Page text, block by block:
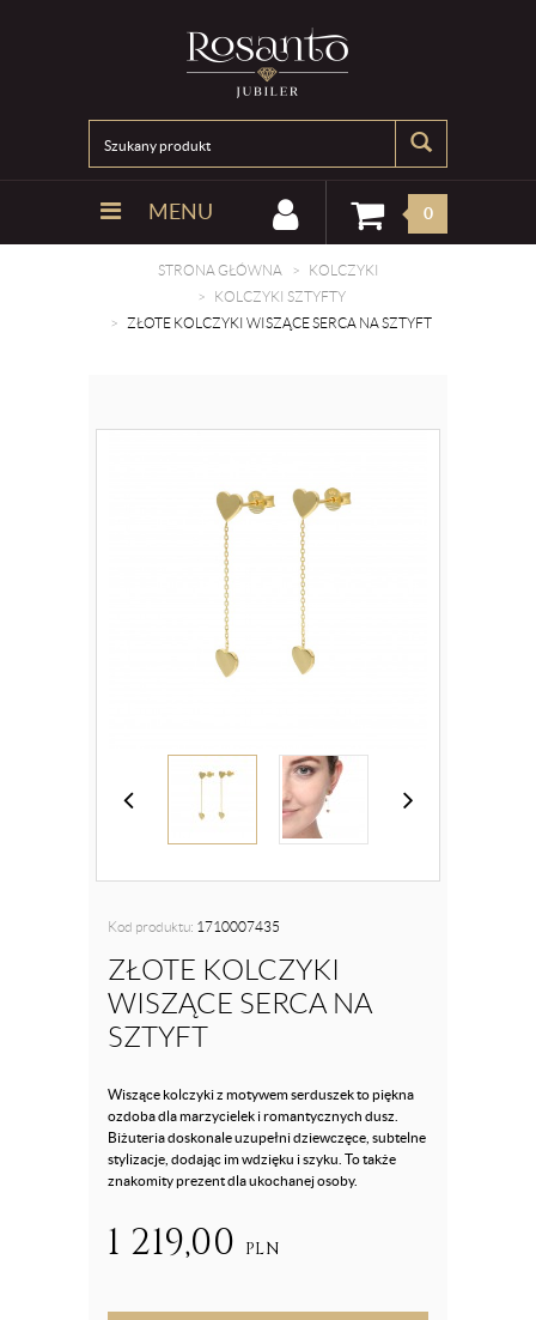
MENU 0
STRONA GŁÓWNA
KOLCZYKI
KOLCZYKI SZTYFTY
ZŁOTE KOLCZYKI WISZĄCE SERCA NA SZTYFT
Kod produktu: 1710007435
ZŁOTE KOLCZYKI
WISZĄCE SERCA NA
SZTYFT
Wiszące kolczyki z motywem serduszek to piękna
ozdoba dla marzycielek i romantycznych dusz.
Biżuteria doskonale uzupełni dziewczęce, subtelne
stylizacje, dodając im wdzięku i szyku. To także
znakomity prezent dla ukochanej osoby.
1 219,00 PLN